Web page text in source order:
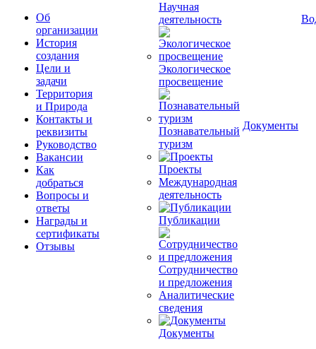
Об
организации
История
создания
Цели и
задачи
Территория
и Природа
Контакты и
реквизиты
Руководство
Вакансии
Как
добраться
Вопросы и
ответы
Награды и
сертификаты
Отзывы
Научная
деятельность
Экологическое
просвещение
Познавательный
туризм
Проекты
Международная
деятельность
Публикации
Сотрудничество
и предложения
Аналитические
сведения
Документы
Документы